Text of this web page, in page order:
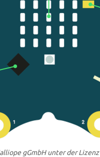
gGmbH unter der Lizenz